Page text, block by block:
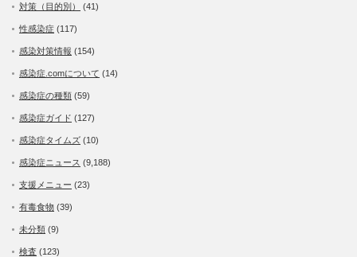
対策（目的別） (41)
性感染症 (117)
感染対策情報 (154)
感染症.comについて (14)
感染症の種類 (59)
感染症ガイド (127)
感染症タイムズ (10)
感染症ニュース (9,188)
支援メニュー (23)
有毒食物 (39)
未分類 (9)
検査 (123)